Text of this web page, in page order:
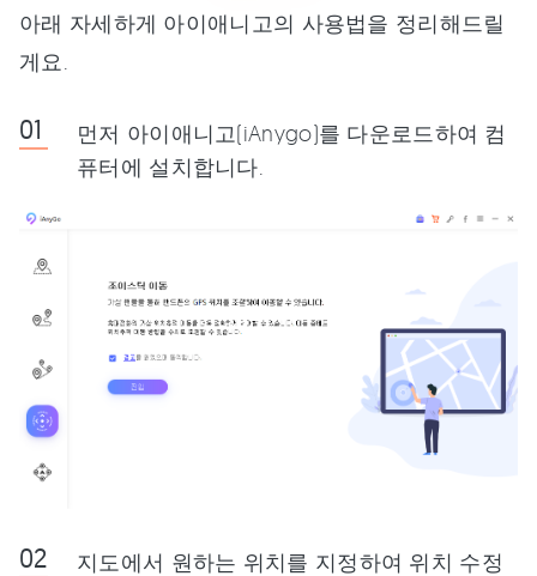
아래 자세하게 아이애니고의 사용법을 정리해드릴
게요.
먼저 아이애니고(iAnygo)를 다운로드하여 컴
퓨터에 설치합니다.
지도에서 원하는 위치를 지정하여 위치 수정